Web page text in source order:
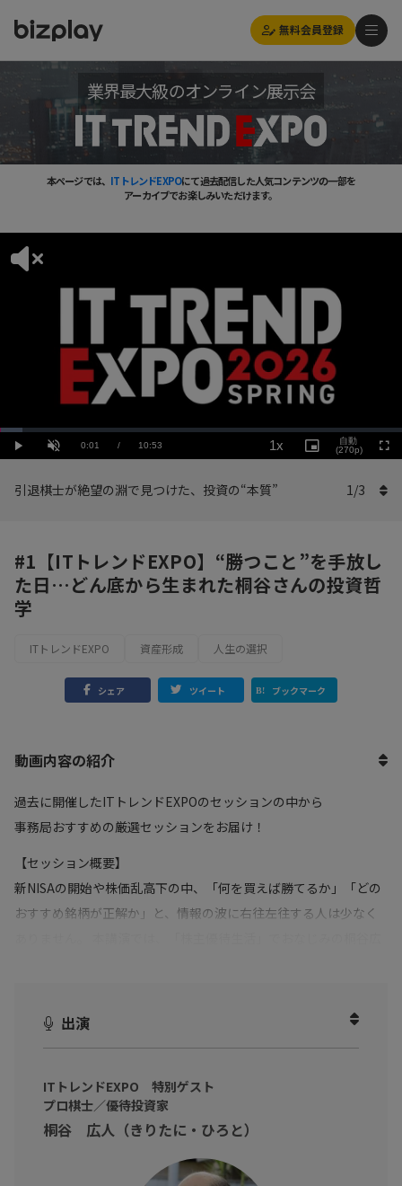
無料会員登録
業界最大級のオンライン展示会
本ページでは、 ITトレンドEXPOにて過去配信した人気コンテンツの一部を
アーカイブでお楽しみいただけます。
Play UnmuteCurrent
0:01 / Duration
10:53
Loaded:
5.52%
1x
Rate
Picture-
in-
自動
(270p)
引退棋士が絶望の淵で見つけた、投資の“本質” 1/3
#1【ITトレンドEXPO】“勝つこと”を手放し
た日…どん底から生まれた桐谷さんの投資哲
学
ITトレンドEXPO 資産形成 人生の選択
シェア ツイート ブックマーク
動画内容の紹介
過去に開催したITトレンドEXPOのセッションの中から
事務局おすすめの厳選セッションをお届け！
【セッション概要】
新NISAの開始や株価乱高下の中、「何を買えば勝てるか」「どの
おすすめ銘柄が正解か」と、情報の波に右往左往する人は少なく
動かし、数字の増減に心をすり減らした桐谷氏。彼がなぜ、市場
分の美意識と生活に基づいた価値」で生きることへの転換でし
た。 奇抜な自転車生活の奥底にある、誰にでも通じる「迷わない
ための思想」と、自分らしい投資との付き合い方を語ります。
※動画内のデータや実数、所属・肩書は撮影当時のものです
出演
ITトレンドEXPO 特別ゲスト
プロ棋士／優待投資家
桐谷 広人（きりたに・ひろと）